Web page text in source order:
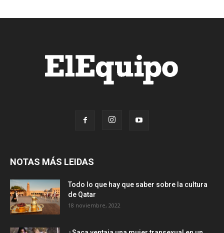
NOTAS MÁS LEIDAS
Todo lo que hay que saber sobre la cultura
de Qatar
18 noviembre, 2022